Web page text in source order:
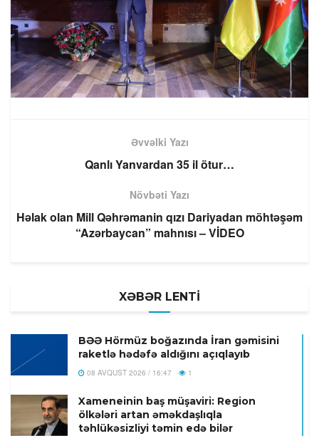
Əvvəlki Yazı
Qanlı Yanvardan 35 il ötur…
Növbəti Yazı
Həlak olan Mill Qəhrəmanin qızı Dariyadan möhtəşəm
“Azərbaycan” mahnısı – VİDEO
XƏBƏR LENTİ
BƏƏ Hörmüz boğazında İran gəmisini
raketlə hədəfə aldığını açıqlayıb
08 AVQUST 2026 / 16:47 1
Xameneinin baş müşaviri: Region
ölkələri artan əməkdaşlıqla
təhlükəsizliyi təmin edə bilər